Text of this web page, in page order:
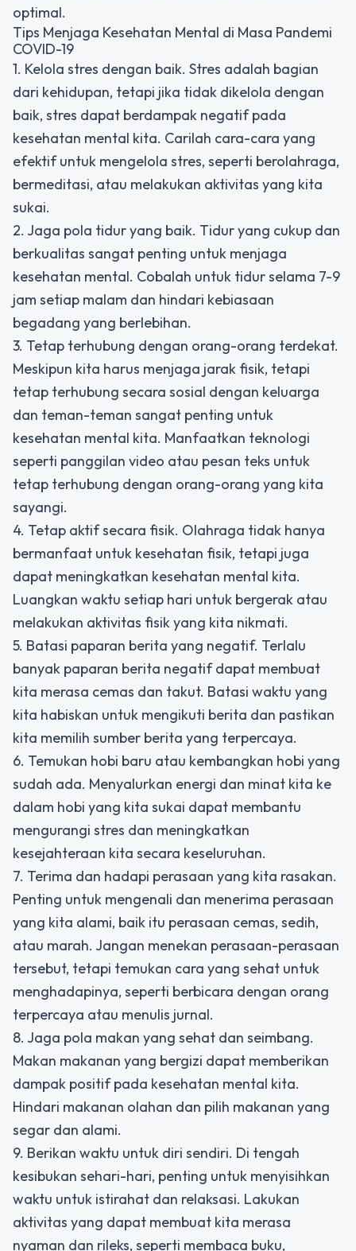
optimal.
Tips Menjaga Kesehatan Mental di Masa Pandemi
COVID-19
1. Kelola stres dengan baik. Stres adalah bagian
dari kehidupan, tetapi jika tidak dikelola dengan
baik, stres dapat berdampak negatif pada
kesehatan mental kita. Carilah cara-cara yang
efektif untuk mengelola stres, seperti berolahraga,
bermeditasi, atau melakukan aktivitas yang kita
sukai.
2. Jaga pola tidur yang baik. Tidur yang cukup dan
berkualitas sangat penting untuk menjaga
kesehatan mental. Cobalah untuk tidur selama 7-9
jam setiap malam dan hindari kebiasaan
begadang yang berlebihan.
3. Tetap terhubung dengan orang-orang terdekat.
Meskipun kita harus menjaga jarak fisik, tetapi
tetap terhubung secara sosial dengan keluarga
dan teman-teman sangat penting untuk
kesehatan mental kita. Manfaatkan teknologi
seperti panggilan video atau pesan teks untuk
tetap terhubung dengan orang-orang yang kita
sayangi.
4. Tetap aktif secara fisik. Olahraga tidak hanya
bermanfaat untuk kesehatan fisik, tetapi juga
dapat meningkatkan kesehatan mental kita.
Luangkan waktu setiap hari untuk bergerak atau
melakukan aktivitas fisik yang kita nikmati.
5. Batasi paparan berita yang negatif. Terlalu
banyak paparan berita negatif dapat membuat
kita merasa cemas dan takut. Batasi waktu yang
kita habiskan untuk mengikuti berita dan pastikan
kita memilih sumber berita yang terpercaya.
6. Temukan hobi baru atau kembangkan hobi yang
sudah ada. Menyalurkan energi dan minat kita ke
dalam hobi yang kita sukai dapat membantu
mengurangi stres dan meningkatkan
kesejahteraan kita secara keseluruhan.
7. Terima dan hadapi perasaan yang kita rasakan.
Penting untuk mengenali dan menerima perasaan
yang kita alami, baik itu perasaan cemas, sedih,
atau marah. Jangan menekan perasaan-perasaan
tersebut, tetapi temukan cara yang sehat untuk
menghadapinya, seperti berbicara dengan orang
terpercaya atau menulis jurnal.
8. Jaga pola makan yang sehat dan seimbang.
Makan makanan yang bergizi dapat memberikan
dampak positif pada kesehatan mental kita.
Hindari makanan olahan dan pilih makanan yang
segar dan alami.
9. Berikan waktu untuk diri sendiri. Di tengah
kesibukan sehari-hari, penting untuk menyisihkan
waktu untuk istirahat dan relaksasi. Lakukan
aktivitas yang dapat membuat kita merasa
nyaman dan rileks, seperti membaca buku,